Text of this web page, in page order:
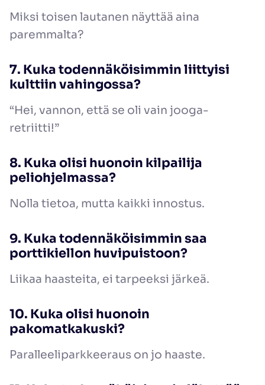
Miksi toisen lautanen näyttää aina
paremmalta?
7. Kuka todennäköisimmin liittyisi
kulttiin vahingossa?
“Hei, vannon, että se oli vain jooga-
retriitti!”
8. Kuka olisi huonoin kilpailija
peliohjelmassa?
Nolla tietoa, mutta kaikki innostus.
9. Kuka todennäköisimmin saa
porttikiellon huvipuistoon?
Liikaa haasteita, ei tarpeeksi järkeä.
10. Kuka olisi huonoin
pakomatkakuski?
Paralleeliparkkeeraus on jo haaste.